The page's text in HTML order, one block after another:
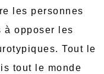
les personnes
à opposer les
Tout le
tout le monde